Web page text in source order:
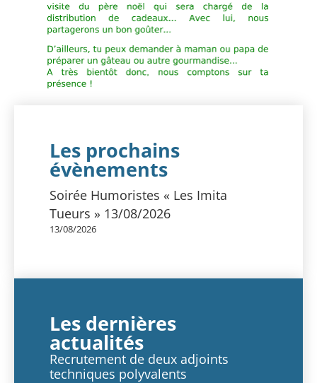
Les prochains
évènements
Soirée Humoristes « Les Imita
Tueurs » 13/08/2026
13/08/2026
Les dernières
actualités
Recrutement de deux adjoints
techniques polyvalents